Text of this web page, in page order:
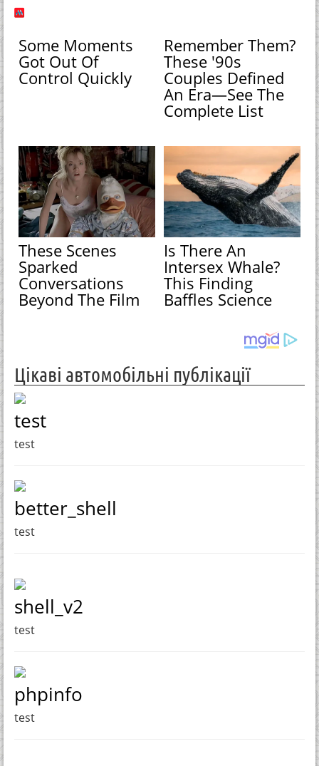
Some Moments
Got Out Of
Control Quickly
Remember Them?
These '90s
Couples Defined
An Era—See The
Complete List
These Scenes
Sparked
Conversations
Beyond The Film
Is There An
Intersex Whale?
This Finding
Baffles Science
Цікаві автомобільні публікації
test
test
better_shell
test
shell_v2
test
phpinfo
test